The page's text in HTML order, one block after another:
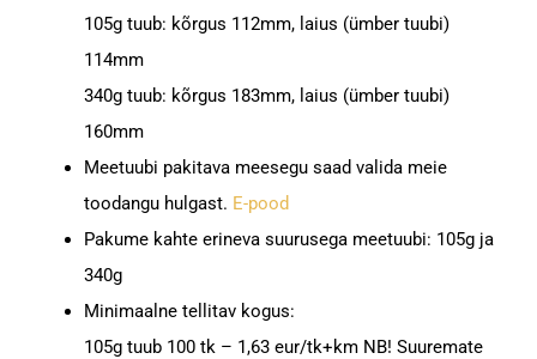
105g tuub: kõrgus 112mm, laius (ümber tuubi)
114mm
340g tuub: kõrgus 183mm, laius (ümber tuubi)
160mm
Meetuubi pakitava meesegu saad valida meie
toodangu hulgast. E-pood
Pakume kahte erineva suurusega meetuubi: 105g ja
340g
Minimaalne tellitav kogus:
105g tuub 100 tk – 1,63 eur/tk+km NB! Suuremate